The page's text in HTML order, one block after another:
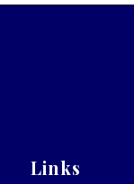
Links